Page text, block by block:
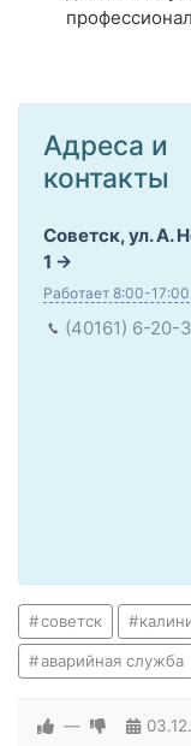
Адреса и
контакты
Советск, ул. А.
1
Работает 8:00-17:00
(40161) 6-20-
советск
аварийная служба
—